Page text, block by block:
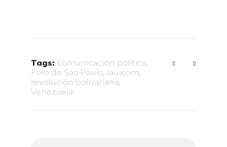
Tags: comunicación política,
Foro de Sao Paulo, lauicom,
revolución bolivariana,
Venezuela